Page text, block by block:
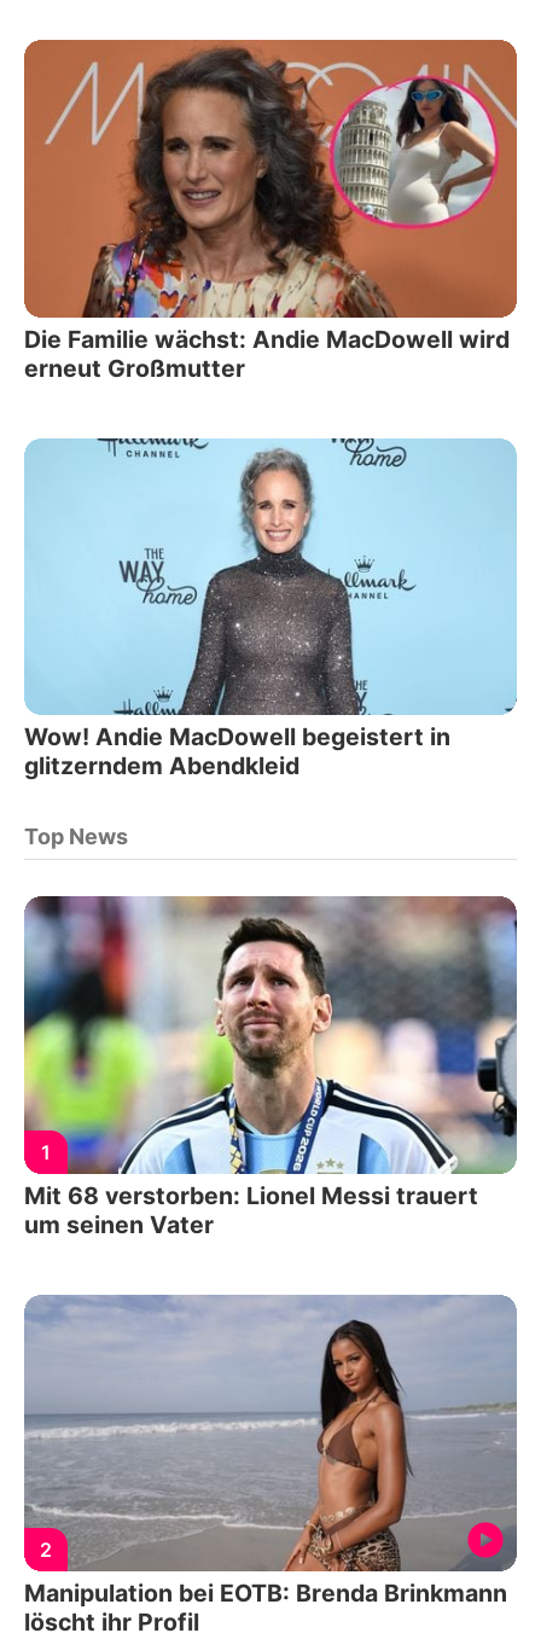
Die Familie wächst: Andie MacDowell wird
erneut Großmutter
Wow! Andie MacDowell begeistert in
glitzerndem Abendkleid
Top News
1
Mit 68 verstorben: Lionel Messi trauert
um seinen Vater
2
Manipulation bei EOTB: Brenda Brinkmann
löscht ihr Profil